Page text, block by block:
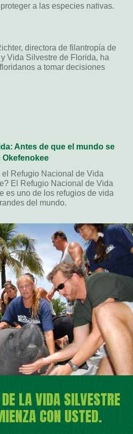
a las especies nativas.
directora de filantropía de
Vida Silvestre de Florida, ha
a tomar decisiones
Antes de que el mundo se
Okefenokee
Refugio Nacional de Vida
El Refugio Nacional de Vida
es uno de los refugios de vida
del mundo.
LA VIDA SILVESTRE
CON USTED.